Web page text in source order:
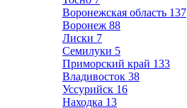
Воронежская область 137
Воронеж 88
Лиски 7
Семилуки 5
Приморский край 133
Владивосток 38
Уссурийск 16
Находка 13